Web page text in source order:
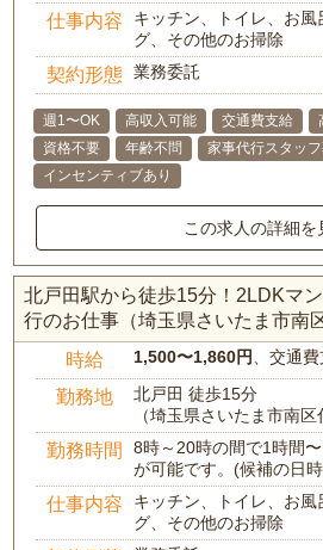
仕事内容
キッチン、トイレ、お
グ、その他のお掃除
契約形態 業務委託
週1〜OK 高収入可能 交通費支給
資格不要
年齢不問 家事代行スタッ
インセンティブあり
この求人の詳細を
北戸田駅から徒歩15分！2LDKマ
行のお仕事（埼玉県さいたま市南区
時給 1,500〜1,860円 、交通
勤務地
北戸田 徒歩15分
（埼玉県さいたま市南区
勤務時間
8時～20時の間で1時間
が可能です。(候補の日
仕事内容
キッチン、トイレ、お
グ、その他のお掃除